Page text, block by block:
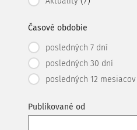
Časové obdobie
posledných 7 dní
posledných 30 dní
posledných 12 mesiacov
Publikované od